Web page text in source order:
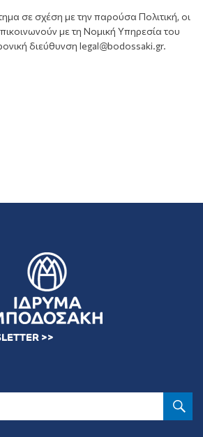
σε σχέση με την παρούσα Πολιτική, οι
με τη Νομική Υπηρεσία του
διεύθυνση legal@bodossaki.gr.
>>